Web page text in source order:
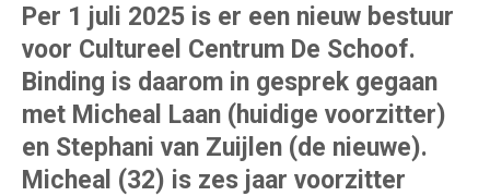
Per 1 juli 2025 is er een nieuw bestuur
voor Cultureel Centrum De Schoof.
Binding is daarom in gesprek gegaan
met Micheal Laan (huidige voorzitter)
en Stephani van Zuijlen (de nieuwe).
Micheal (32) is zes jaar voorzitter